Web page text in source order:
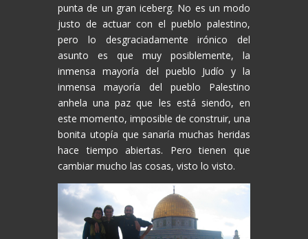
punta de un gran iceberg. No es un modo
justo de actuar con el pueblo palestino,
pero lo desgraciadamente irónico del
asunto es que muy posiblemente, la
inmensa mayoría del pueblo Judío y la
inmensa mayoría del pueblo Palestino
anhela una paz que les está siendo, en
este momento, imposible de construir, una
bonita utopía que sanaría muchas heridas
hace tiempo abiertas. Pero tienen que
cambiar mucho las cosas, visto lo visto.